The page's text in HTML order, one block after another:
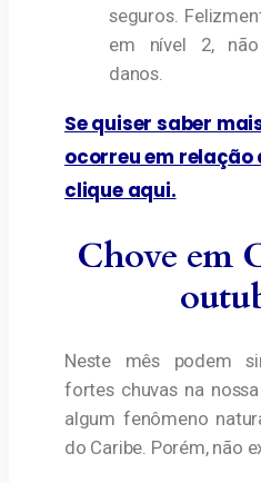
seguros.
em nível 2, não
danos.
Se quiser saber
ocorreu em relação
clique aqui.
Chove em
Neste mês podem
fortes chuvas na
algum fenômeno
do Caribe. Porém, não